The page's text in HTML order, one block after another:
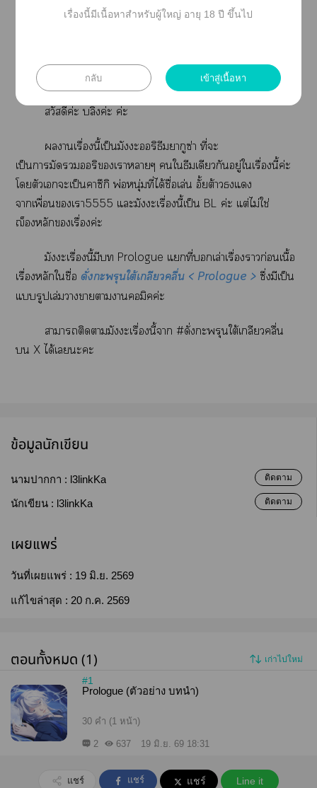
แสล์
สวัสดีค่ะ บลิ๊งค่ะ ค่ะ
านเรื่องนี้เป็นมัะริธีมยากูซ่า ที่ะ
เป็นามัดริเาาๆ ใธีมเดียวกันอยู่ใเรื่องนี้ค่ะ
โตัวเะเป็นาซึกิ พ่อหนุ่มที่ได้ชื่อเล่น อั้ยต้าวแ
าเพื่อนเา5555 แะมัะเรื่องนี้เป็น BL ค่ะ แต่ไม่ใช่
ฌ็หลักเรื่องค่ะ
มัะเรื่องนี้มี Prologue แที่เล่าเรื่องาก่อนเนื้อ
เรื่องหลักใชื่อ ดั่งะพรุนใต้เกลียวคลื่น < Prologue > ซึ่งมีเป็น
แรูปเล่มาาาาคอมิคค่ะ
าาติดามัะเรื่องนี้า #ดั่งะพรุนใต้เกลียวคลื่น
 X ได้เะะ
ข้อมูลนักเขียน
นามปากกา : l3linkKa ติดตาม
นักเขียน : l3linkKa ติดตาม
เผยแพร่
วันที่เผยแพร่ : 19 มิ.ย. 2569
แก้ไขล่าสุด : 20 ก.ค. 2569
ตอนทั้งหมด (1) เก่าไปใหม่
#1
Prologue (ตัวอย่าง บทนำ)
30 คำ (1 หน้า)
2 637 19 มิ.ย. 69 18:31
แชร์ แชร์ แชร์ Line it
เรื่องนี้มีเนื้อหาสำหรับผู้ใหญ่ อายุ 18 ปี ขึ้นไป
กลับ เข้าสู่เนื้อหา